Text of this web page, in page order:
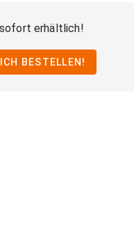
erhältlich!
BESTELLEN!